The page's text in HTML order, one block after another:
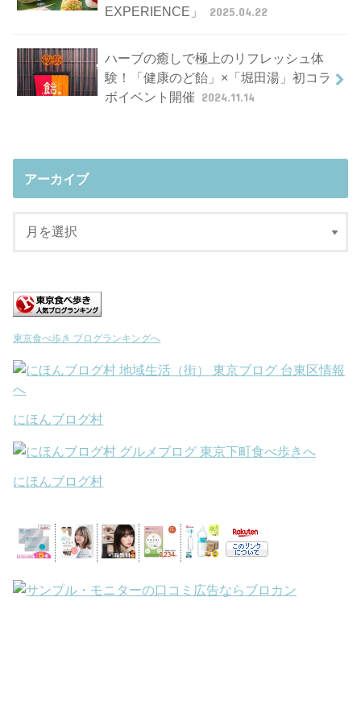
EXPERIENCE」
2025.04.22
ハーブの癒しで極上のリフレッシュ体
験！「健康のど飴」×「堀田湯」初コラ
ボイベント開催 2024.11.14
アーカイブ
東京食べ歩き ブログランキングへ
にほんブログ村
にほんブログ村